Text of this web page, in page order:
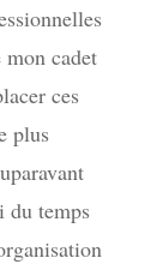
mon cadet
ces
plus
du temps